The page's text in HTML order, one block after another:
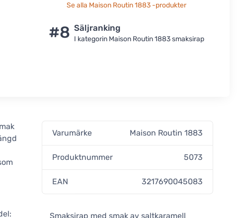
Se alla Maison Routin 1883 -produkter
#8 Säljranking
I kategorin Maison Routin 1883 smaksirap
Varumärke Maison Routin 1883
Produktnummer 5073
EAN 3217690045083
Smaksirap med smak av saltkaramell